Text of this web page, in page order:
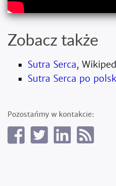
Zobacz także
Sutra Serca,
Sutra Serca po
Pozostańmy w kontakcie: